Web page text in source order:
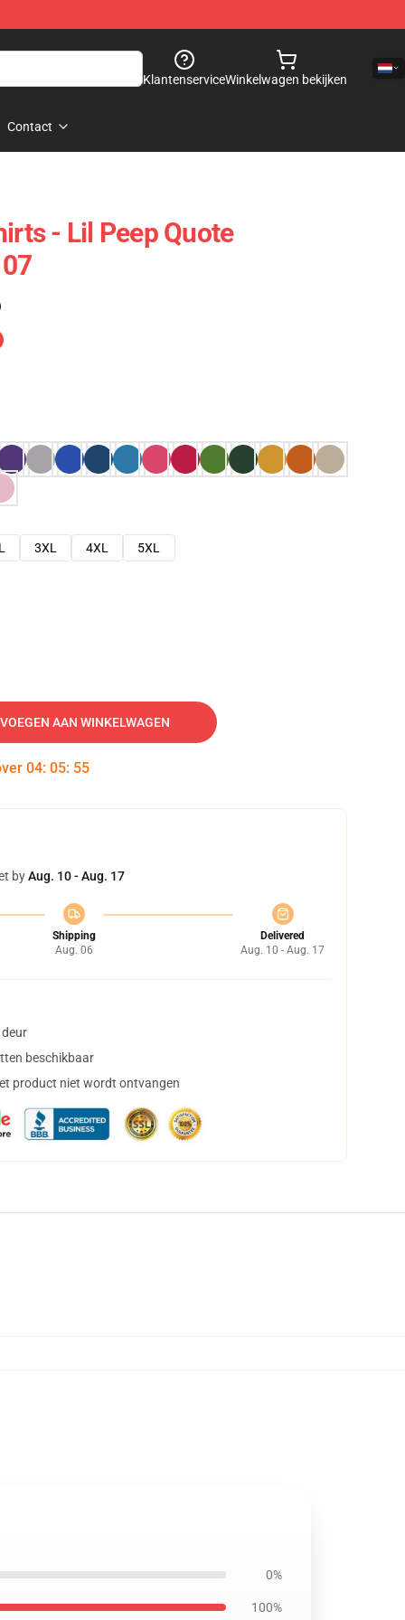
KlantenserviceWinkelwagen bekijken
Contact
- Lil Peep Quote
3XL 4XL
5XL
AAN WINKELWAGEN
04: 05: 54
byAug. 10 - Aug. 17
Shipping
Aug. 06
Delivered
Aug. 10 - Aug. 17
beschikbaar
product niet wordt ontvangen
0%
100%